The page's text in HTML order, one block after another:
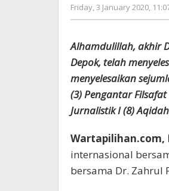
Friday, 3 January 2020,
Alhamdulillah, akhir
Depok, telah
menyelesaikan
(3) Pengantar
Jurnalistik I (8)
Wartapilihan.com,
internasional
bersama Dr. Zahrul